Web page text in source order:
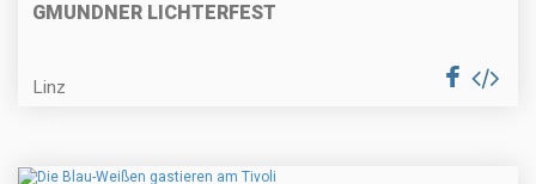
GMUNDNER LICHTERFEST
Linz